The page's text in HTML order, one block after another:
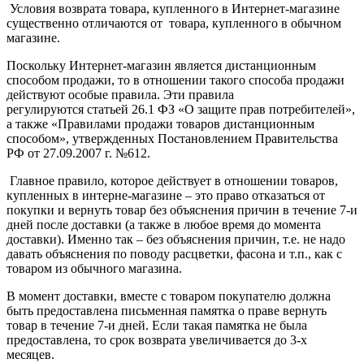
Условия возврата товара, купленного в Интернет-магазине
существенно отличаются от товара, купленного в обычном
магазине.
Поскольку Интернет-магазин является дистанционным
способом продажи, то в отношении такого способа продажи
действуют особые правила. Эти правила
регулируются статьей 26.1 ФЗ «О защите прав потребителей»,
а также «Правилами продажи товаров дистанционным
способом», утвержденных Постановлением Правительства
РФ от 27.09.2007 г. №612.
Главное правило, которое действует в отношении товаров,
купленных в интерне-магазине – это право отказаться от
покупки и вернуть товар без объяснения причин в течение 7-и
дней после доставки (а также в любое время до момента
доставки). Именно так – без объяснения причин, т.е. не надо
давать объяснения по поводу расцветки, фасона и т.п., как с
товаром из обычного магазина.
В момент доставки, вместе с товаром покупателю должна
быть предоставлена письменная памятка о праве вернуть
товар в течение 7-и дней. Если такая памятка не была
предоставлена, то срок возврата увеличивается до 3-х
месяцев.